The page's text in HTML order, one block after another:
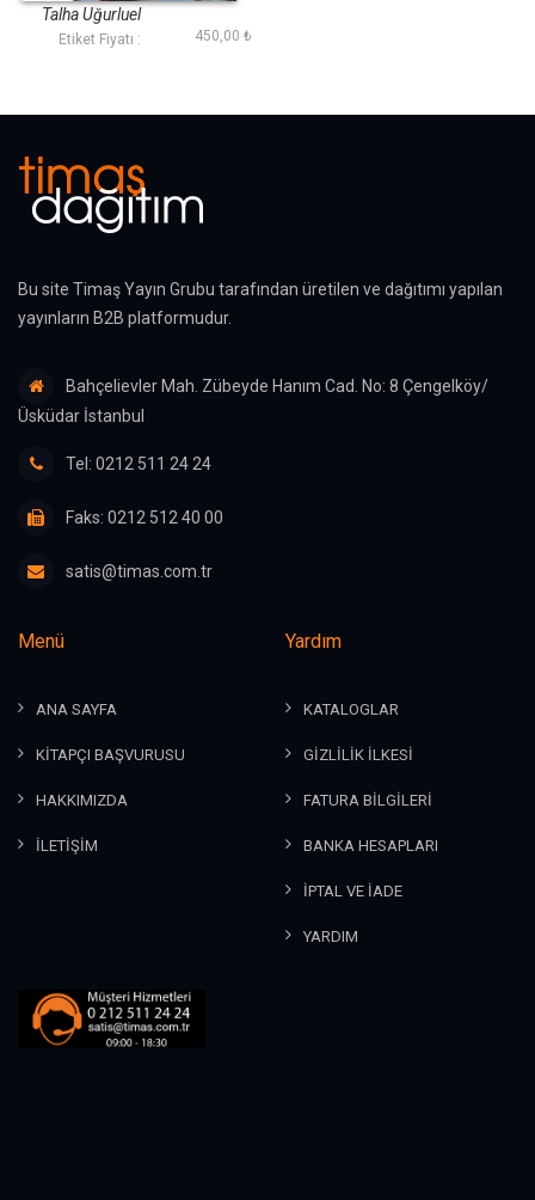
Talha Uğurluel
Etiket Fiyatı : 450,00 ₺
Bu site Timaş Yayın Grubu tarafından üretilen ve dağıtımı yapılan
yayınların B2B platformudur.
Bahçelievler Mah. Zübeyde Hanım Cad. No: 8 Çengelköy/
Üsküdar İstanbul
Tel: 0212 511 24 24
Faks: 0212 512 40 00
satis@timas.com.tr
Menü
ANA SAYFA
KİTAPÇI BAŞVURUSU
HAKKIMIZDA
İLETİŞİM
Yardım
KATALOGLAR
GİZLİLİK İLKESİ
FATURA BİLGİLERİ
BANKA HESAPLARI
İPTAL VE İADE
YARDIM